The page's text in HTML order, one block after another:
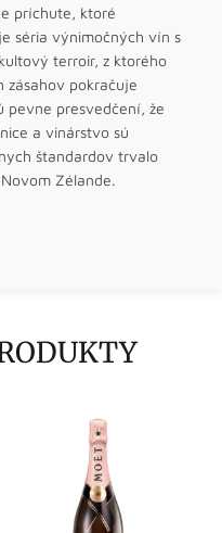
príchute, ktoré
séria výnimočných vín s
terroir, z ktorého
zásahov pokračuje
pevne presvedčení, že
a vinárstvo sú
štandardov trvalo
Zélande.